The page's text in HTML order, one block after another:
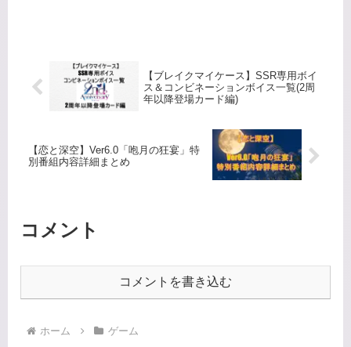
【ブレイクマイケース】SSR専用ボイ
ス＆コンビネーションボイス一覧(2周
年以降登場カード編)
【恋と深空】Ver6.0「咆月の狂宴」特
別番組内容詳細まとめ
コメント
コメントを書き込む
ホーム ゲーム